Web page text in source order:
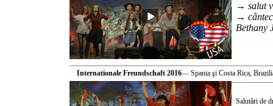
→ salut
→
Bethany
Internationale Freundschaft 2016— Spania şi Costa Rica,
Salutări de